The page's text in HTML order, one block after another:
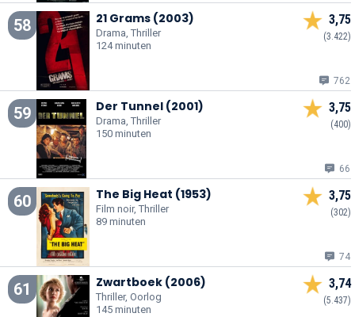
58 21 Grams (2003)
Drama, Thriller
124 minuten
3,75
(3.422)
762
59 Der Tunnel (2001)
Drama, Thriller
150 minuten
3,75
(400)
66
60 The Big Heat (1953)
Film noir, Thriller
89 minuten
3,75
(302)
74
61 Zwartboek (2006)
Thriller, Oorlog
145 minuten
3,74
(5.437)